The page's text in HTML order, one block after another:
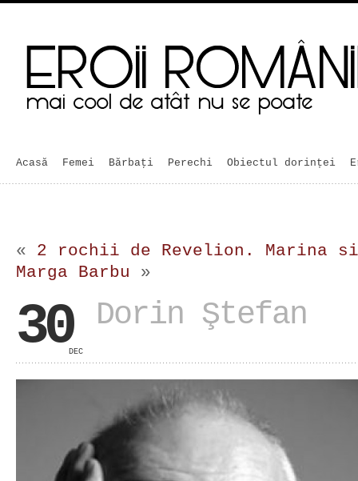
Acasă Femei Bărbaţi Perechi Obiectul dorinței
« 2 rochii de Revelion. Marina si
Marga Barbu »
30DEC
Dorin Ştefan